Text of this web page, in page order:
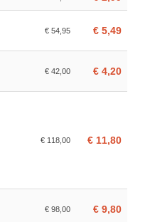
€ 54,95 € 5,49
€ 42,00 € 4,20
€ 118,00 € 11,80
€ 98,00 € 9,80